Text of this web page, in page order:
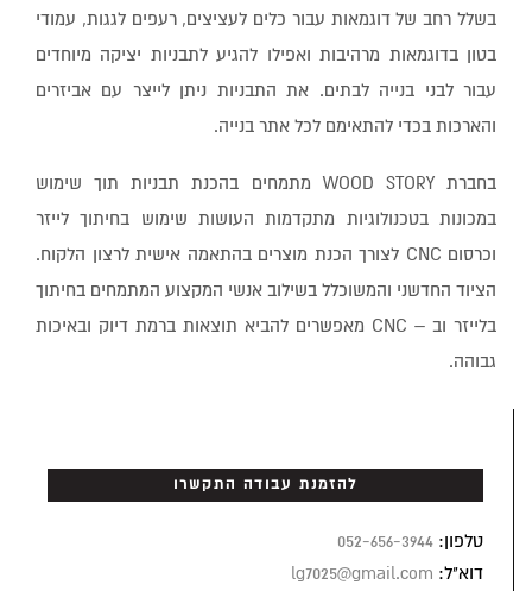
בשלל רחב של דוגמאות עבור כלים לעציצים, רעפים לגגות, עמודי
בטון בדוגמאות מרהיבות ואפילו להגיע לתבניות יציקה מיוחדים
עבור לבני בנייה לבתים. את התבניות ניתן לייצר עם אביזרים
והארכות בכדי להתאימם לכל אתר בנייה.
בחברת WOOD STORY מתמחים בהכנת תבניות תוך שימוש
במכונות בטכנולוגיות מתקדמות העושות שימוש בחיתוך לייזר
וכרסום CNC לצורך הכנת מוצרים בהתאמה אישית לרצון הלקוח.
הציוד החדשני והמשוכלל בשילוב אנשי המקצוע המתמחים בחיתוך
בלייזר וב – CNC מאפשרים להביא תוצאות ברמת דיוק ובאיכות
גבוהה.
להזמנת עבודה התקשרו
טלפון: 052-656-3944
דוא"ל: lg7025@gmail.com